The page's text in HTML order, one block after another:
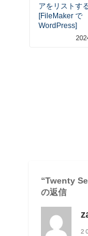
アをリストす
[FileMaker で
WordPress]
“Twenty
の返信